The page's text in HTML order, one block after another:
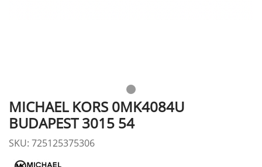
MICHAEL KORS 0MK4084U
BUDAPEST 3015 54
SKU: 725125375306